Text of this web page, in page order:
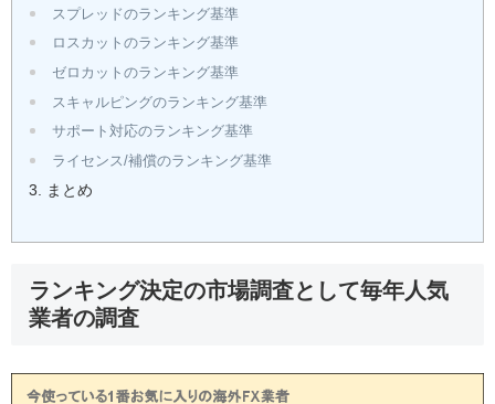
スプレッドのランキング基準
ロスカットのランキング基準
ゼロカットのランキング基準
スキャルピングのランキング基準
サポート対応のランキング基準
ライセンス/補償のランキング基準
まとめ
ランキング決定の市場調査として毎年人気
業者の調査